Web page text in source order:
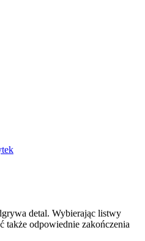
detal. Wybierając listwy
także odpowiednie zakończenia